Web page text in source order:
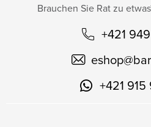
Brauchen Sie Rat zu
+421
eshop@
+421